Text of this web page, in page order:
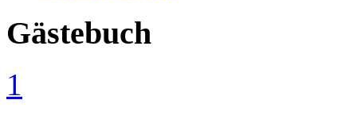
Gästebuch
1